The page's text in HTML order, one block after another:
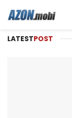
LATESTPOST